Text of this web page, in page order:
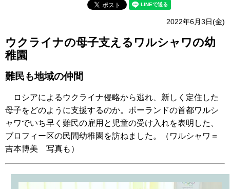
2022年6月3日(金)
ウクライナの母子支えるワルシャワの幼
稚園
難民も地域の仲間
ロシアによるウクライナ侵略から逃れ、新しく定住した
母子をどのように支援するのか。ポーランドの首都ワルシ
ャワでいち早く難民の雇用と児童の受け入れを表明した、
ブロフィー区の民間幼稚園を訪ねました。（ワルシャワ＝
吉本博美 写真も）